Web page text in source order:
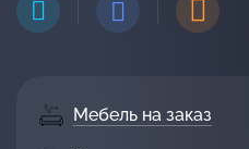
Мебель на заказ